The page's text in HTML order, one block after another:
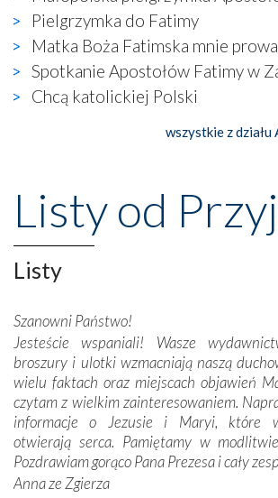
wierzących. Do czego to zmaganie
widzieliśmy w urokliwym, niewielkim
gdzie w miejscu dawnego kościoła
księgarnia.
Nasze pielgrzymkowe wyprawy,
wspaniałe klasztory w miasteczku
Opatrznościową pomoc w
niepodległość kraju. Zachwyt budziła
misterna architektura tych
wspaniałe zdobienia, dbałość ich
połączenie talentów z wytrwałością
Podążyliśmy też śladami fatimskich
dos Santos oraz świętych Hiacynty i
Modliliśmy się przy ich grobach.
Krzyżową w ich rodzinnych
domy, w których żyli.
W miejscu objawień Matki Bożej
przywiezione wraz z intencjami
Pielgrzymka do Fatimy
Matka Boża Fatimska mnie
Spotkanie Apostołów Fatimy w
Chcą katolickiej Polski
wszystkie z
Listy od
Listy
Szanowni Państwo!
Jesteście wspaniali! Wasze
broszury i ulotki wzmacniają naszą
wielu faktach oraz miejscach objawień
czytam z wielkim zainteresowaniem.
informacje o Jezusie i Maryi, które w
otwierają serca. Pamiętamy w
Pozdrawiam gorąco Pana Prezesa i cały
Anna ze Zgierza